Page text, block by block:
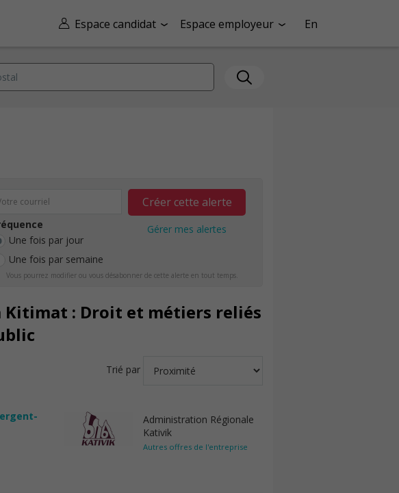
Espace candidat Espace employeur En
Une fois par jour
Une fois par semaine
Créer cette alerte
Gérer mes alertes
Vous pourrez modifier ou vous désabonner de cette alerte en tout temps.
Kitimat : Droit et métiers reliés
Trié par
Administration Régionale
Kativik
Autres offres de l'entreprise